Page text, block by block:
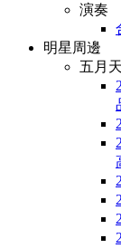
演奏
明星周邊
五月